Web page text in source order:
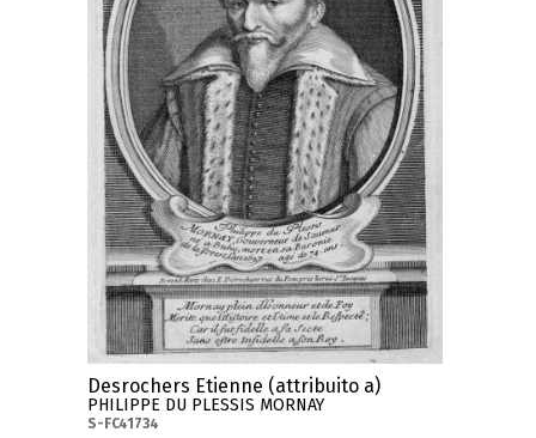
Desrochers Etienne (attribuito a)
PHILIPPE DU PLESSIS MORNAY
S-FC41734